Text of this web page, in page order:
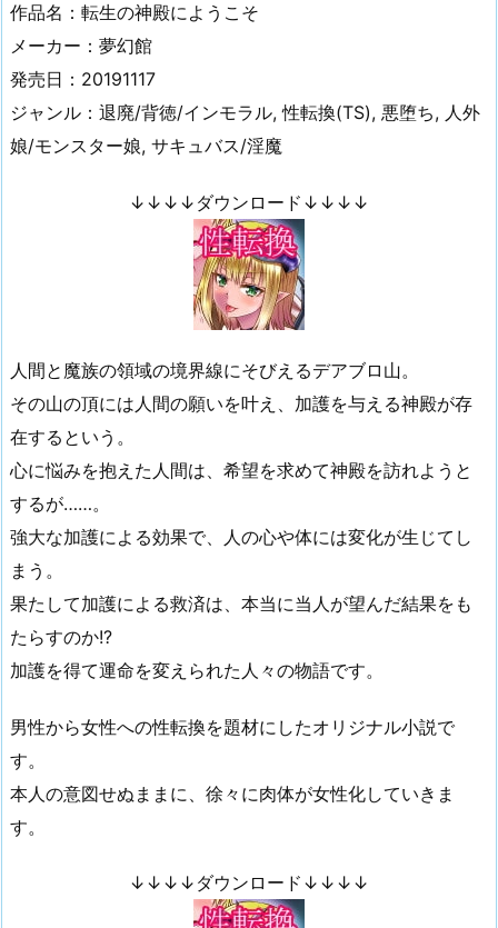
作品名：転生の神殿にようこそ
メーカー：夢幻館
発売日：20191117
ジャンル：退廃/背徳/インモラル, 性転換(TS), 悪堕ち, 人外
娘/モンスター娘, サキュバス/淫魔
↓↓↓↓ダウンロード↓↓↓↓
人間と魔族の領域の境界線にそびえるデアブロ山。
その山の頂には人間の願いを叶え、加護を与える神殿が存
在するという。
心に悩みを抱えた人間は、希望を求めて神殿を訪れようと
するが……。
強大な加護による効果で、人の心や体には変化が生じてし
まう。
果たして加護による救済は、本当に当人が望んだ結果をも
たらすのか!?
加護を得て運命を変えられた人々の物語です。
男性から女性への性転換を題材にしたオリジナル小説で
す。
本人の意図せぬままに、徐々に肉体が女性化していきま
す。
↓↓↓↓ダウンロード↓↓↓↓